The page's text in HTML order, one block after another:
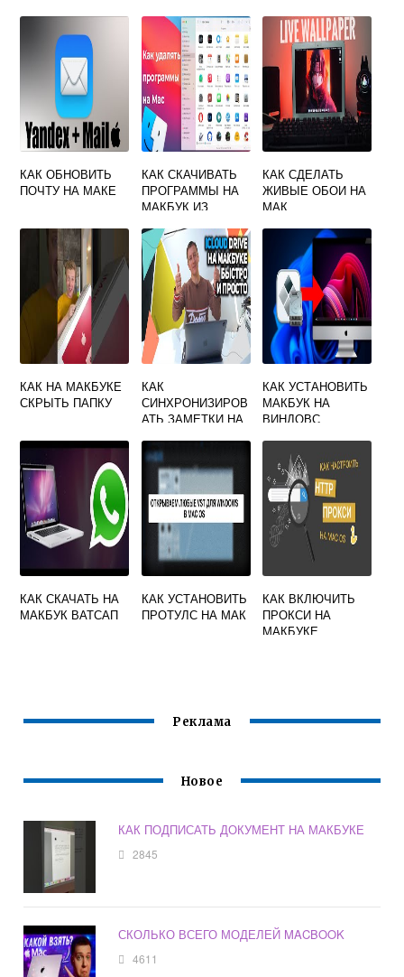
КАК ОБНОВИТЬ
ПОЧТУ НА МАКЕ
КАК СКАЧИВАТЬ
ПРОГРАММЫ НА
МАКБУК ИЗ
КАК СДЕЛАТЬ
ЖИВЫЕ ОБОИ НА
МАК
КАК НА МАКБУКЕ
СКРЫТЬ ПАПКУ
КАК
СИНХРОНИЗИРОВ
АТЬ ЗАМЕТКИ НА
КАК УСТАНОВИТЬ
МАКБУК НА
ВИНДОВС
КАК СКАЧАТЬ НА
МАКБУК ВАТСАП
КАК УСТАНОВИТЬ
ПРОТУЛС НА МАК
КАК ВКЛЮЧИТЬ
ПРОКСИ НА
МАКБУКЕ
Реклама
Новое
КАК ПОДПИСАТЬ ДОКУМЕНТ НА МАКБУКЕ
2845
СКОЛЬКО ВСЕГО МОДЕЛЕЙ MACBOOK
4611